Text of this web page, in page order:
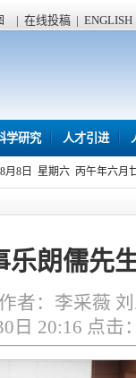
| 在线投稿 | ENGLISH
学研究 人才引进
8月8日 星期六 丙午年六月
乐朗儒先
者：李采薇
日 20:16 点击